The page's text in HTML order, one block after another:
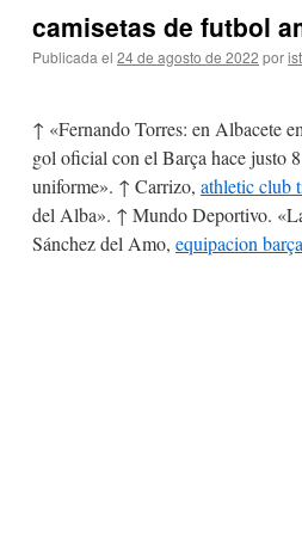
camisetas de futbol
Publicada el 24 de agosto de 2022 por
↑ «Fernando Torres: en Albacete
gol oficial con el Barça hace justo
uniforme». ↑ Carrizo, athletic club
del Alba». ↑ Mundo Deportivo.
Sánchez del Amo, equipacion